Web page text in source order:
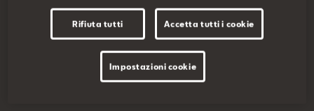
Business
SEAT Usato Certificato
Configuratore
Rifiuta tutti Accetta tutti i cookie
Impostazioni cookie